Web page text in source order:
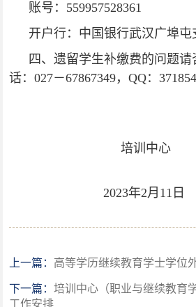
账号：559957528361
开户行：中国银行武汉广埠屯
四、遗留学生补缴费的问题
话：027－67867349，QQ：
培训中心
2023年2月11日
上一篇： 高等学历继续教育学士学位
下一篇：培训中心（职业与继续教育
工作安排